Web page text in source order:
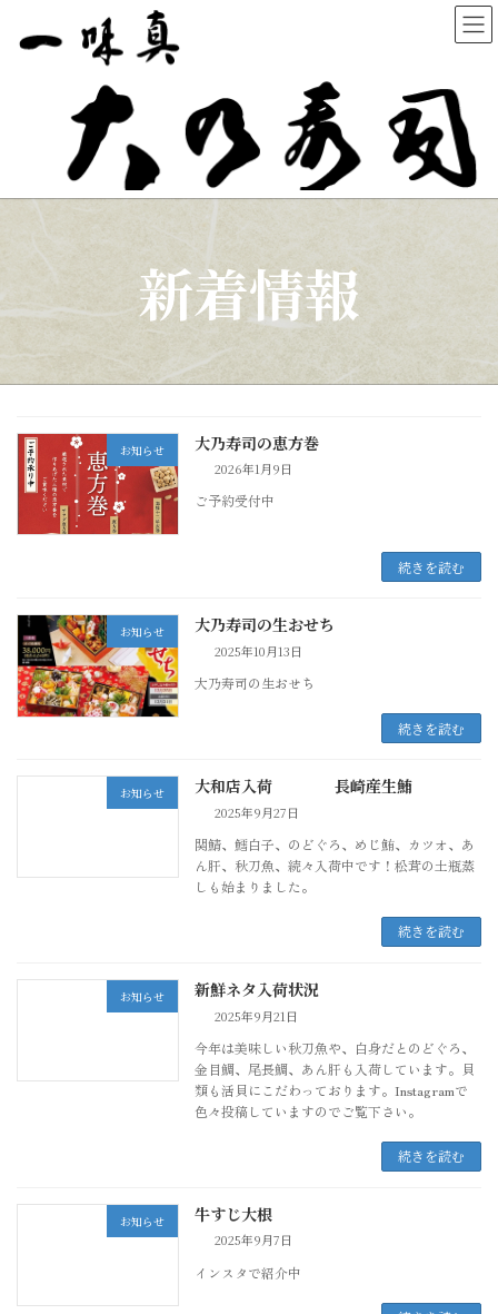
新着情報
お知らせ 大乃寿司の恵方巻
2026年1月9日
ご予約受付中
続きを読む
お知らせ 大乃寿司の生おせち
2025年10月13日
大乃寿司の生おせち
続きを読む
お知らせ 大和店入荷 長崎産生鮪
2025年9月27日
関鯖、鱈白子、のどぐろ、めじ鮪、カツオ、あ
ん肝、秋刀魚、続々入荷中です！松茸の土瓶蒸
しも始まりました。
続きを読む
お知らせ 新鮮ネタ入荷状況
2025年9月21日
今年は美味しい秋刀魚や、白身だとのどぐろ、
金目鯛、尾長鯛、あん肝も入荷しています。貝
類も活貝にこだわっております。Instagramで
色々投稿していますのでご覧下さい。
続きを読む
お知らせ 牛すじ大根
2025年9月7日
インスタで紹介中